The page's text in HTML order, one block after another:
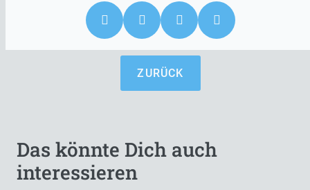
ZURÜCK
Das könnte Dich auch
interessieren